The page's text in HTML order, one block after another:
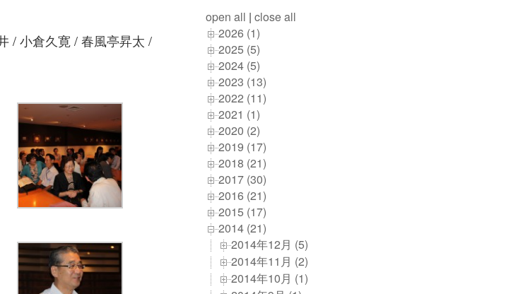
/ 小倉久寛 / 春風亭昇太 /
open all |close all
2026 (1)
2025 (5)
2024 (5)
2023 (13)
2022 (11)
2021 (1)
2020 (2)
2019 (17)
2018 (21)
2017 (30)
2016 (21)
2015 (17)
2014 (21)
2014年12月 (5)
2014年11月 (2)
2014年10月 (1)